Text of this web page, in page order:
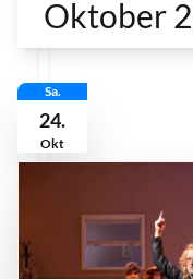
Oktober
Sa.
24.
Okt